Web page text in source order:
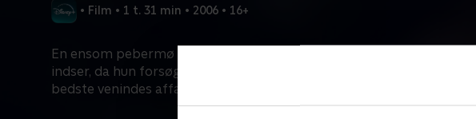
• Film • 1 t. 31 min • 2006 • 16+
En ensom pebermø afslører mere om sit eget bitre liv, end hun
indser, da hun forsøger at fortælle den sande historie om sin
bedste venindes affære med en teenageelev.